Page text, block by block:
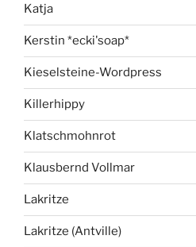
Katja
Kerstin *ecki'soap*
Kieselsteine-Wordpress
Killerhippy
Klatschmohnrot
Klausbernd Vollmar
Lakritze
Lakritze (Antville)